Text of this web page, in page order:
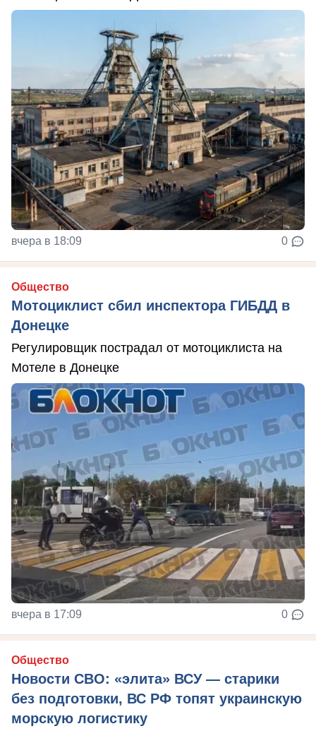
вчера в 18:09 0
Общество
Мотоциклист сбил инспектора ГИБДД в
Донецке
Регулировщик пострадал от мотоциклиста на
Мотеле в Донецке
вчера в 17:09 0
Общество
Новости СВО: «элита» ВСУ — старики
без подготовки, ВС РФ топят украинскую
морскую логистику